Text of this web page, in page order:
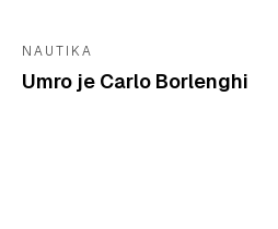
NAUTIKA
Umro je Carlo Borlenghi